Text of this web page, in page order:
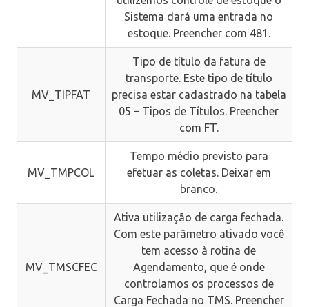
Sistema dará uma entrada no
estoque. Preencher com 481.
MV_TIPFAT
Tipo de título da fatura de
transporte. Este tipo de título
precisa estar cadastrado na tabela
05 – Tipos de Títulos. Preencher
com FT.
MV_TMPCOL
Tempo médio previsto para
efetuar as coletas. Deixar em
branco.
MV_TMSCFEC
Ativa utilização de carga fechada.
Com este parâmetro ativado você
tem acesso à rotina de
Agendamento, que é onde
controlamos os processos de
Carga Fechada no TMS. Preencher